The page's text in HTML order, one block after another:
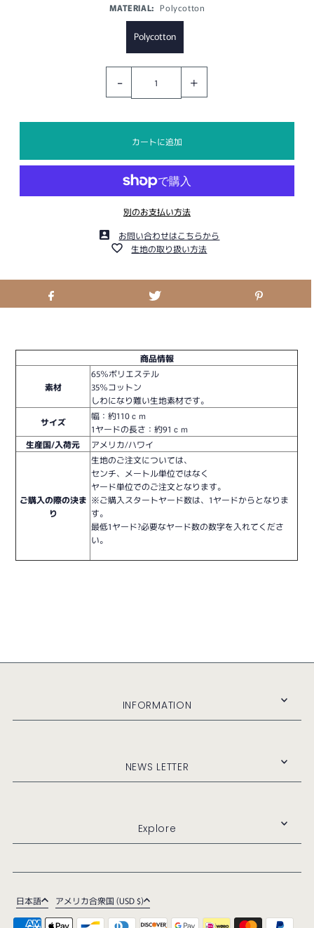
MATERIAL: Polycotton
Polycotton
- +
別のお支払い方法
お問い合わせはこちらから
生地の取り扱い方法
商品情報
素材
65％ポリエステル
35％コットン
しわになり難い生地素材です。
サイズ
幅：約110ｃｍ
1ヤードの長さ：約91ｃｍ
生産国/入荷元
アメリカ/ハワイ
ご購入の際の決ま
り
生地のご注文については、
センチ、メートル単位ではなく
ヤード単位でのご注文となります。
※ご購入スタートヤード数は、1ヤードからとなりま
す。
最低1ヤード?必要なヤード数の数字を入れてくださ
い。
INFORMATION
NEWS LETTER
Explore
日本語 アメリカ合衆国 (USD $)